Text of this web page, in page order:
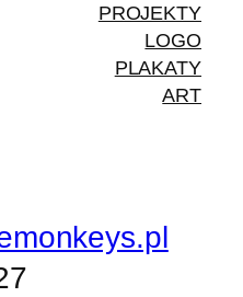
PROJEKTY
LOGO
PLAKATY
ART